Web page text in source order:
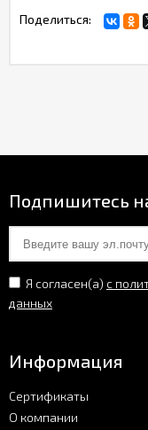
Поделиться:
Подпишитесь
Я согласен(a) с
данных
Информация
Сертификаты
О компании